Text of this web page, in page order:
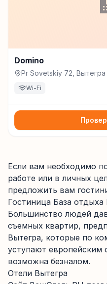
Domino
Pr Sovetskiy 72, Вытегра
Wi-Fi
Если вам необходимо
работе или в личных
предложить вам
Гостиница База отдыха
Большинство людей
съемных квартир,
Вытегра, которые по
уступают европейским
возможна безналом.
Отели Вытегра